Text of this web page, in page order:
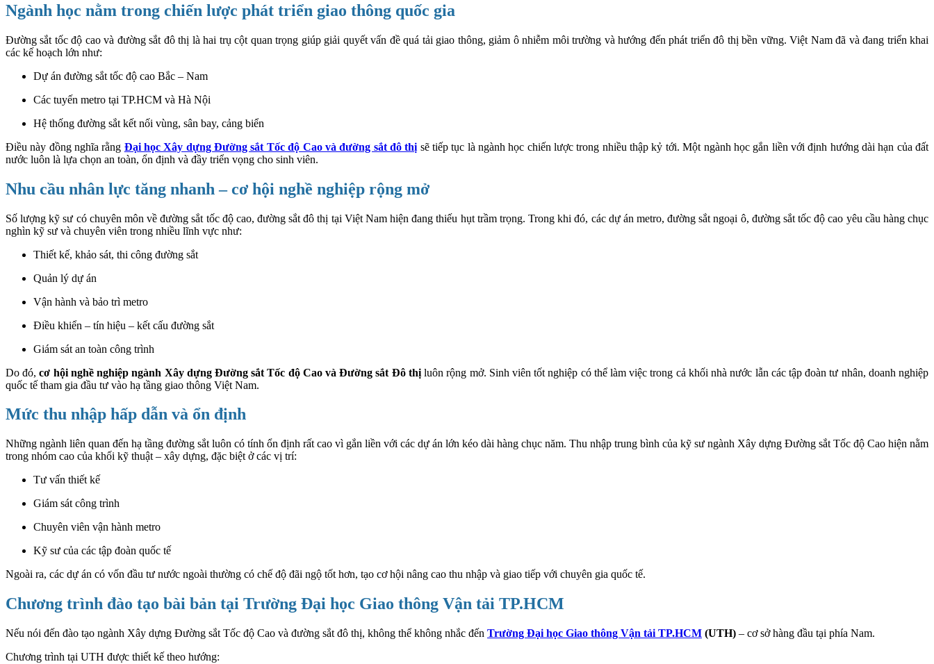
Ngành học nằm trong chiến lược phát triển giao thông quốc gia
Đường sắt tốc độ cao và đường sắt đô thị là hai trụ cột quan trọng giúp giải quyết vấn đề quá tải giao thông, giảm ô nhiễm môi trường và hướng đến phát triển đô thị bền vững. Việt Nam đã và đang triển khai
các kế hoạch lớn như:
Dự án đường sắt tốc độ cao Bắc – Nam
Các tuyến metro tại TP.HCM và Hà Nội
Hệ thống đường sắt kết nối vùng, sân bay, cảng biển
Điều này đồng nghĩa rằng Đại học Xây dựng Đường sắt Tốc độ Cao và đường sắt đô thị sẽ tiếp tục là ngành học chiến lược trong nhiều thập kỷ tới. Một ngành học gắn liền với định hướng dài hạn của đất
nước luôn là lựa chọn an toàn, ổn định và đầy triển vọng cho sinh viên.
Nhu cầu nhân lực tăng nhanh – cơ hội nghề nghiệp rộng mở
Số lượng kỹ sư có chuyên môn về đường sắt tốc độ cao, đường sắt đô thị tại Việt Nam hiện đang thiếu hụt trầm trọng. Trong khi đó, các dự án metro, đường sắt ngoại ô, đường sắt tốc độ cao yêu cầu hàng chục
nghìn kỹ sư và chuyên viên trong nhiều lĩnh vực như:
Thiết kế, khảo sát, thi công đường sắt
Quản lý dự án
Vận hành và bảo trì metro
Điều khiển – tín hiệu – kết cấu đường sắt
Giám sát an toàn công trình
Do đó,cơ hội nghề nghiệp ngành Xây dựng Đường sắt Tốc độ Cao và Đường sắt Đô thịluôn rộng mở. Sinh viên tốt nghiệp có thể làm việc trong cả khối nhà nước lẫn các tập đoàn tư nhân, doanh nghiệp
quốc tế tham gia đầu tư vào hạ tầng giao thông Việt Nam.
Mức thu nhập hấp dẫn và ổn định
Những ngành liên quan đến hạ tầng đường sắt luôn có tính ổn định rất cao vì gắn liền với các dự án lớn kéo dài hàng chục năm. Thu nhập trung bình của kỹ sư ngành Xây dựng Đường sắt Tốc độ Cao hiện nằm
trong nhóm cao của khối kỹ thuật – xây dựng, đặc biệt ở các vị trí:
Tư vấn thiết kế
Giám sát công trình
Chuyên viên vận hành metro
Kỹ sư của các tập đoàn quốc tế
Ngoài ra, các dự án có vốn đầu tư nước ngoài thường có chế độ đãi ngộ tốt hơn, tạo cơ hội nâng cao thu nhập và giao tiếp với chuyên gia quốc tế.
Chương trình đào tạo bài bản tại Trường Đại học Giao thông Vận tải TP.HCM
Nếu nói đến đào tạo ngành Xây dựng Đường sắt Tốc độ Cao và đường sắt đô thị, không thể không nhắc đến Trường Đại học Giao thông Vận tải TP.HCM (UTH) – cơ sở hàng đầu tại phía Nam.
Chương trình tại UTH được thiết kế theo hướng: